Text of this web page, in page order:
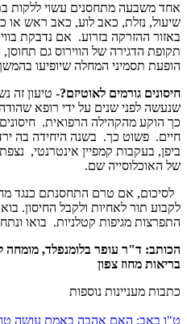
אחד משבעה מתחסנים עשוי ללקות
שיעול, נזלת, כאב לוע, כאב ראש או
באזור ההזרקה בזרוע. אם נדבקת
תקופת הדגירה של הווירוס גם
הופעת תסמיני המחלה שיופיעו
חיסונים גורמים לאוטיזם?- טיעון זה
שנעשה לפני שנים על ידי רופא
כך הוקע מהקהילה הרפואית.
חיים. פשוט כך. בשנה היחידה בה
ביפן, בעקבות קמפיין אינטרנטי,
של האוכלוסייה שם.
לסיכום, אם טרם התחסנתם כנגד
לקבוע תור לאחיות ולקבל החיסון. בואו
התפרצות מגיפות קטלניות. בואו
הכותב: ד"ר עופר בלומנפלד,
בריאות מחוז צפון
כתבות מעניינות נוספות
ט"ו באב: האם אהבה באמת עושה